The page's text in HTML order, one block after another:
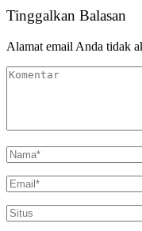
Tinggalkan Balasan
Alamat email Anda tidak